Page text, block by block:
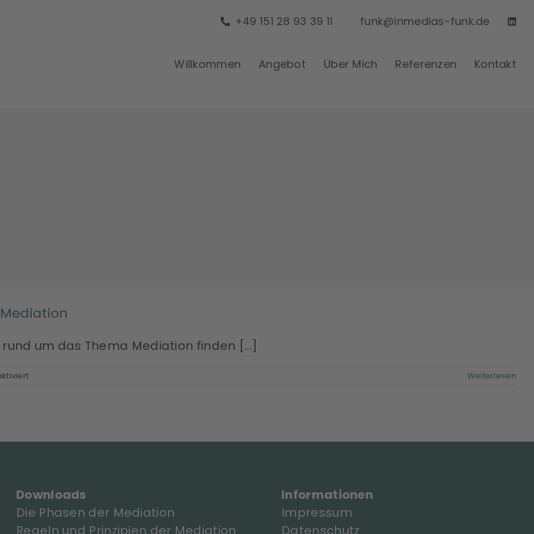
+49 151 28 93 39 11 funk@inmedias-funk.de
Willkommen Angebot Über Mich Referenzen Kontakt
um das Thema Mediation finden [...]
für
Mediation
Weiterlesen
Downloads
Die Phasen der Mediation
Regeln und Prinzipien der Mediation
Informationen
Impressum
Datenschutz